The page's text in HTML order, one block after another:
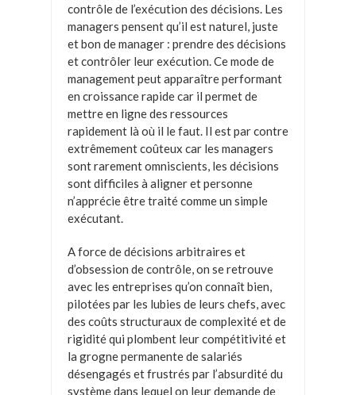
contrôle de l’exécution des décisions. Les
managers pensent qu’il est naturel, juste
et bon de manager : prendre des décisions
et contrôler leur exécution. Ce mode de
management peut apparaître performant
en croissance rapide car il permet de
mettre en ligne des ressources
rapidement là où il le faut. Il est par contre
extrêmement coûteux car les managers
sont rarement omniscients, les décisions
sont difficiles à aligner et personne
n’apprécie être traité comme un simple
exécutant.
A force de décisions arbitraires et
d’obsession de contrôle, on se retrouve
avec les entreprises qu’on connaît bien,
pilotées par les lubies de leurs chefs, avec
des coûts structuraux de complexité et de
rigidité qui plombent leur compétitivité et
la grogne permanente de salariés
désengagés et frustrés par l’absurdité du
système dans lequel on leur demande de